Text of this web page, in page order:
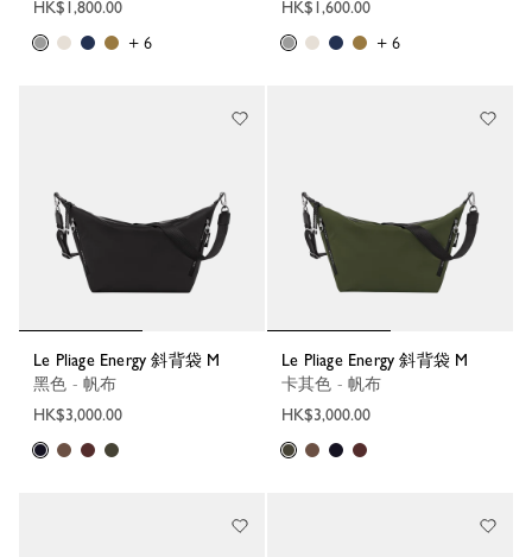
HK$1,800.00
+ 6
HK$1,600.00
+ 6
Le Pliage Energy 斜背袋 M
黑色 - 帆布
HK$3,000.00
Le Pliage Energy 斜背袋 M
卡其色 - 帆布
HK$3,000.00